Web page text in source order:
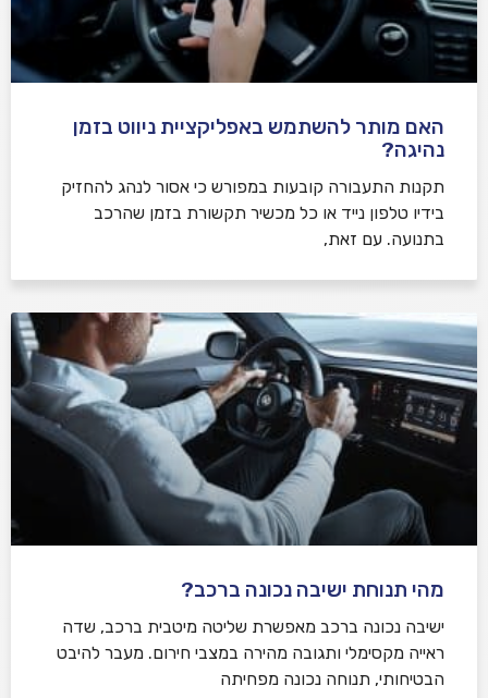
האם מותר להשתמש באפליקציית ניווט בזמן
נהיגה?
תקנות התעבורה קובעות במפורש כי אסור לנהג להחזיק
בידיו טלפון נייד או כל מכשיר תקשורת בזמן שהרכב
בתנועה. עם זאת,
מהי תנוחת ישיבה נכונה ברכב?
ישיבה נכונה ברכב מאפשרת שליטה מיטבית ברכב, שדה
ראייה מקסימלי ותגובה מהירה במצבי חירום. מעבר להיבט
הבטיחותי, תנוחה נכונה מפחיתה